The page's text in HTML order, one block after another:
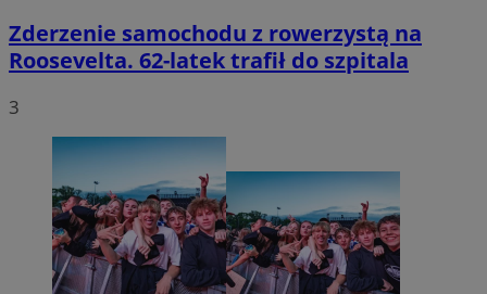
Zderzenie samochodu z rowerzystą na
Roosevelta. 62-latek trafił do szpitala
3